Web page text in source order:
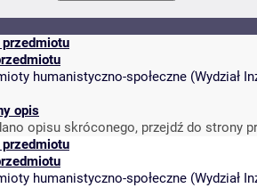
humanistyczno-społeczne (Wydział
opis
opisu skróconego, przejdź do strony
humanistyczno-społeczne (Wydział